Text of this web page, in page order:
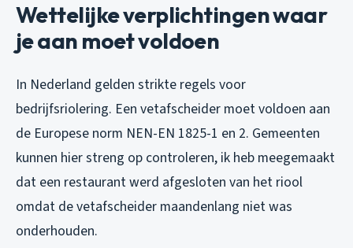
Wettelijke verplichtingen waar
je aan moet voldoen
In Nederland gelden strikte regels voor
bedrijfsriolering. Een vetafscheider moet voldoen aan
de Europese norm NEN-EN 1825-1 en 2. Gemeenten
kunnen hier streng op controleren, ik heb meegemaakt
dat een restaurant werd afgesloten van het riool
omdat de vetafscheider maandenlang niet was
onderhouden.